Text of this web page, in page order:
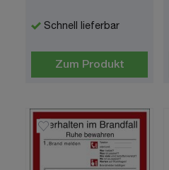
Anlagen" Kunststoff
mm, VDE 0132
Schnell lieferbar
Zum Produkt